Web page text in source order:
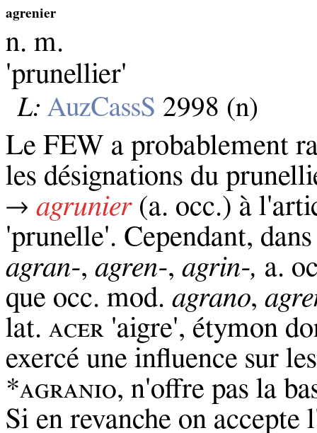
agrenier
n. m.
'prunellier'
L: AuzCassS 2998 (n)
Le FEW a probablement
les désignations du
→ agrunier(a. occ.) à
'prunelle'. Cependant,
agran‑, agren‑, agrin‑, a.
que occ. mod. agrano,
lat. ᴀᴄᴇʀ 'aigre', étymon
exercé une influence sur
*ᴀɢʀᴀɴɪᴏ, n'offre pas la
Si en revanche on